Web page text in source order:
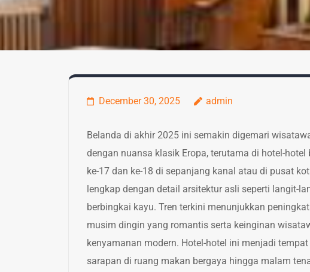
December 30, 2025 admin
Belanda di akhir 2025 ini semakin digemari
dengan nuansa klasik Eropa, terutama di hotel-
ke-17 dan ke-18 di sepanjang kanal atau di pusat
lengkap dengan detail arsitektur asli seperti langit-
berbingkai kayu. Tren terkini menunjukkan
musim dingin yang romantis serta keinginan
kenyamanan modern. Hotel-hotel ini menjadi
sarapan di ruang makan bergaya hingga malam